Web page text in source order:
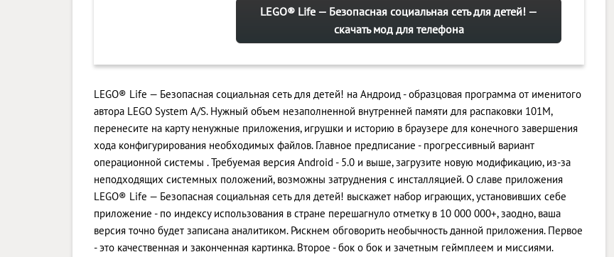
LEGO® Life — Безопасная социальная сеть для детей! —
скачать мод для телефона
LEGO® Life — Безопасная социальная сеть для детей! на Андроид - образцовая программа от именитого
автора LEGO System A/S. Нужный объем незаполненной внутренней памяти для распаковки 101M,
перенесите на карту ненужные приложения, игрушки и историю в браузере для конечного завершения
хода конфигурирования необходимых файлов. Главное предписание - прогрессивный вариант
операционной системы . Требуемая версия Android - 5.0 и выше, загрузите новую модификацию, из-за
неподходящих системных положений, возможны затруднения с инсталляцией. О славе приложения
LEGO® Life — Безопасная социальная сеть для детей! выскажет набор играющих, установивших себе
приложение - по индексу использования в стране перешагнуло отметку в 10 000 000+, заодно, ваша
версия точно будет записана аналитиком. Рискнем обговорить необычность данной приложения. Первое
- это качественная и законченная картинка. Второе - бок о бок и зачетным геймплеем и миссиями.